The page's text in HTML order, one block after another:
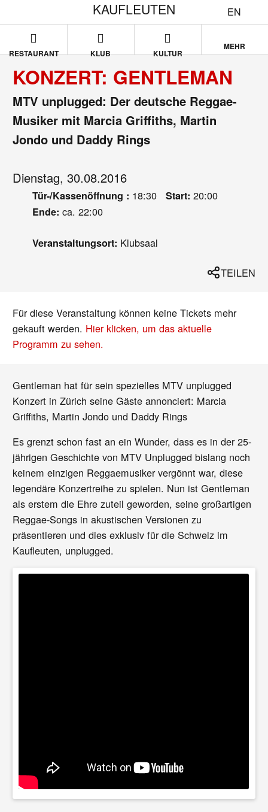
EN
KAUFLEUTEN
RESTAURANT KLUB KULTUR
MEHR
KONZERT: GENTLEMAN
MTV unplugged: Der deutsche Reggae-
Musiker mit Marcia Griffiths, Martin
Jondo und Daddy Rings
Dienstag, 30.08.2016
Tür-/Kassenöffnung : 18:30 Start: 20:00
Ende: ca. 22:00
Veranstaltungsort: Klubsaal
TEILEN
Für diese Veranstaltung können keine Tickets mehr
gekauft werden. Hier klicken, um das aktuelle
Programm zu sehen.
Gentleman hat für sein spezielles MTV unplugged
Konzert in Zürich seine Gäste annonciert: Marcia
Griffiths, Martin Jondo und Daddy Rings
Es grenzt schon fast an ein Wunder, dass es in der 25-
jährigen Geschichte von MTV Unplugged bislang noch
keinem einzigen Reggaemusiker vergönnt war, diese
legendäre Konzertreihe zu spielen. Nun ist Gentleman
als erstem die Ehre zuteil geworden, seine großartigen
Reggae-Songs in akustischen Versionen zu
präsentieren und dies exklusiv für die Schweiz im
Kaufleuten, unplugged.